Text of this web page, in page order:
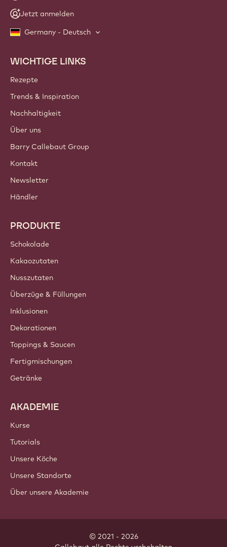
Jetzt anmelden
Germany - Deutsch
Footer
Callebaut
WICHTIGE LINKS
Rezepte
Trends & Inspiration
Nachhaltigkeit
Über uns
Barry Callebaut Group
Kontakt
Newsletter
Händler
PRODUKTE
Schokolade
Kakaozutaten
Nusszutaten
Überzüge & Füllungen
Inklusionen
Dekorationen
Toppings & Saucen
Fertigmischungen
Getränke
AKADEMIE
Kurse
Tutorials
Unsere Köche
Unsere Standorte
Über unsere Akademie
© 2021 - 2026